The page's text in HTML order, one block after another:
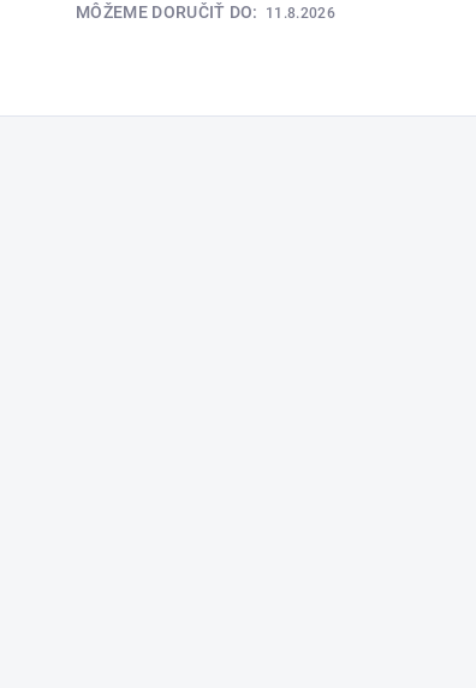
MÔŽEME DORUČIŤ DO: 11.8.2026